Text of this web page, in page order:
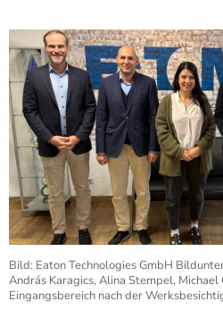
Bild: Eaton Technologies GmbH
András Karagics, Alina Stempel,
Eingangsbereich nach der